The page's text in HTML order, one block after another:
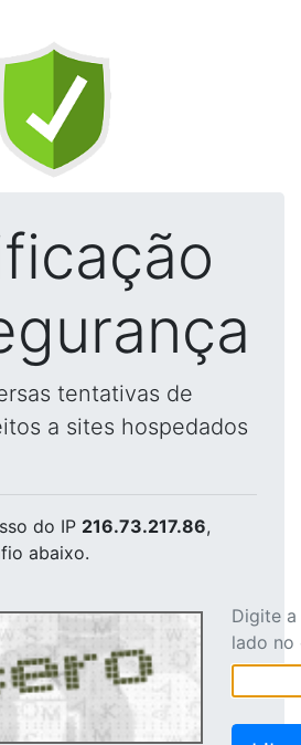
tentativas de
a sites hospedados
do IP 216.73.217.86,
abaixo.
Digite
lado no